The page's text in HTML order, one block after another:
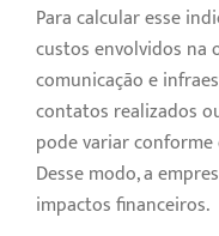
Para calcular esse
custos envolvidos na
comunicação e
contatos realizados
pode variar
Desse modo, a
impactos financeiros.